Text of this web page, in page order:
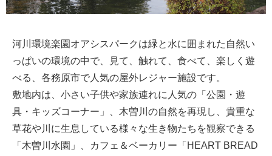
河川環境楽園オアシスパークは緑と水に囲まれた自然い
っぱいの環境の中で、見て、触れて、食べて、楽しく遊
べる、各務原市で人気の屋外レジャー施設です。
敷地内は、小さい子供や家族連れに人気の「公園・遊
具・キッズコーナー」、木曽川の自然を再現し、貴重な
草花や川に生息している様々な生き物たちを観察できる
「木曽川水園」、カフェ＆ベーカリー「HEART BREAD